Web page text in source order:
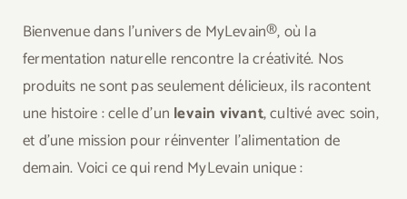
Bienvenue dans l’univers de MyLevain®, où la
fermentation naturelle rencontre la créativité. Nos
produits ne sont pas seulement délicieux, ils racontent
une histoire : celle d’un levain vivant, cultivé avec soin,
et d’une mission pour réinventer l’alimentation de
demain. Voici ce qui rend MyLevain unique :